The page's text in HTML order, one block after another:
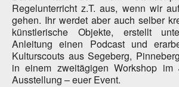
Regelunterricht z.T. aus, wenn wir
gehen. Ihr werdet aber auch selber
künstlerische Objekte, erstellt
Anleitung einen Podcast und
Kulturscouts aus Segeberg,
in einem zweitägigen Workshop
Ausstellung – euer Event.